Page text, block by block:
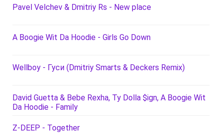
Pavel Velchev & Dmitriy Rs - New place
A Boogie Wit Da Hoodie - Girls Go Down
Wellboy - Гуси (Dmitriy Smarts & Deckers Remix)
David Guetta & Bebe Rexha, Ty Dolla $ign, A Boogie Wit
Da Hoodie - Family
Z-DEEP - Together